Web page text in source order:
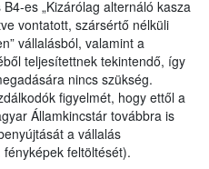
es „Kizárólag alternáló kasza
vontatott, szársértő nélküli
vállalásból, valamint a
teljesítettnek tekintendő, így
nincs szükség.
figyelmét, hogy ettől a
Államkincstár továbbra is
a vállalás
feltöltését).